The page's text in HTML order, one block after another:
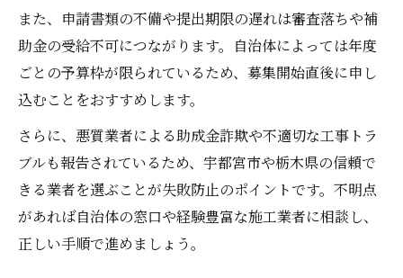
また、申請書類の不備や提出期限の遅れは審査落ちや補
助金の受給不可につながります。自治体によっては年度
ごとの予算枠が限られているため、募集開始直後に申し
込むことをおすすめします。
さらに、悪質業者による助成金詐欺や不適切な工事トラ
ブルも報告されているため、宇都宮市や栃木県の信頼で
きる業者を選ぶことが失敗防止のポイントです。不明点
があれば自治体の窓口や経験豊富な施工業者に相談し、
正しい手順で進めましょう。